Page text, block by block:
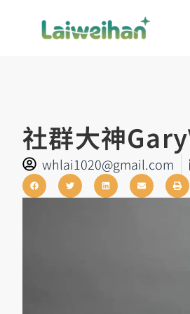
社群大神
whlai1020@gmail.com